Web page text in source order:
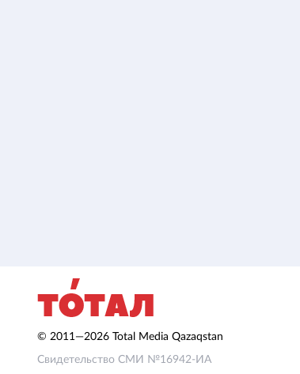
© 2011—2026 Total Media Qazaqstan
Свидетельство СМИ №16942-ИА